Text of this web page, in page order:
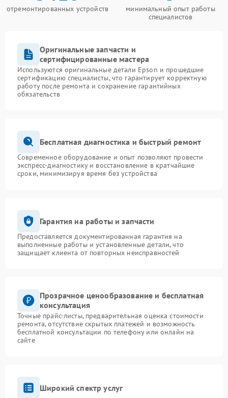
отремонтированных устройств
минимальный опыт работы
специалистов
Оригинальные запчасти и
сертифицированные мастера
Используются оригинальные детали Epson и прошедшие
сертификацию специалисты, что гарантирует корректную
работу после ремонта и сохранение гарантийных
обязательств
Бесплатная диагностика и быстрый ремонт
Современное оборудование и опыт позволяют провести
экспресс-диагностику и восстановление в кратчайшие
сроки, минимизируя время без устройства
Гарантия на работы и запчасти
Предоставляется документированная гарантия на
выполненные работы и установленные детали, что
защищает клиента от повторных неисправностей
Прозрачное ценообразование и бесплатная
консультация
Точные прайс-листы, предварительная оценка стоимости
ремонта, отсутствие скрытых платежей и возможность
бесплатной консультации по телефону или онлайн на
сайте
Широкий спектр услуг